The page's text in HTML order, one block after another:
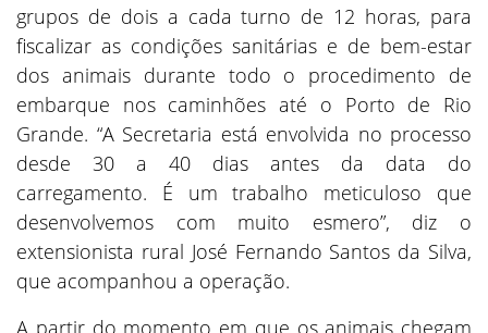
grupos de dois a cada turno de 12 horas, para
fiscalizar as condições sanitárias e de bem-estar
dos animais durante todo o procedimento de
embarque nos caminhões até o Porto de Rio
Grande. “A Secretaria está envolvida no processo
desde 30 a 40 dias antes da data do
carregamento. É um trabalho meticuloso que
desenvolvemos com muito esmero”, diz o
extensionista rural José Fernando Santos da Silva,
que acompanhou a operação.
A partir do momento em que os animais chegam